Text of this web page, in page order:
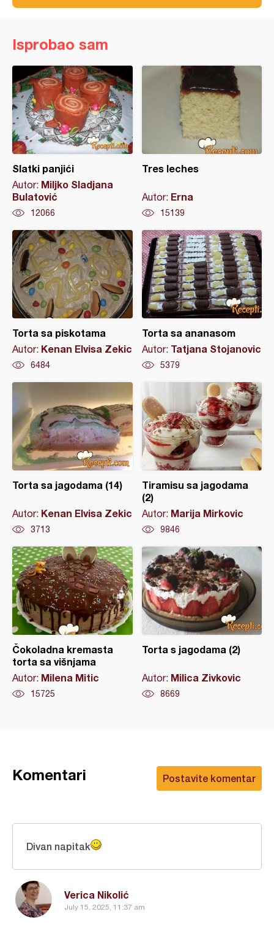
Isprobao sam
Slatki panjići
Autor: Miljko Sladjana
Bulatović
12066
Tres leches
Autor: Erna
15139
Torta sa piskotama
Autor: Kenan Elvisa Zekic
6484
Torta sa ananasom
Autor: Tatjana Stojanovic
5379
Torta sa jagodama (14)
Autor: Kenan Elvisa Zekic
3713
Tiramisu sa jagodama
(2)
Autor: Marija Mirkovic
9846
Čokoladna kremasta
torta sa višnjama
Autor: Milena Mitic
15725
Torta s jagodama (2)
Autor: Milica Zivkovic
8669
Postavite komentar
Komentari
Verica Nikolić
July 15, 2025, 11:37 am
Divan napitak